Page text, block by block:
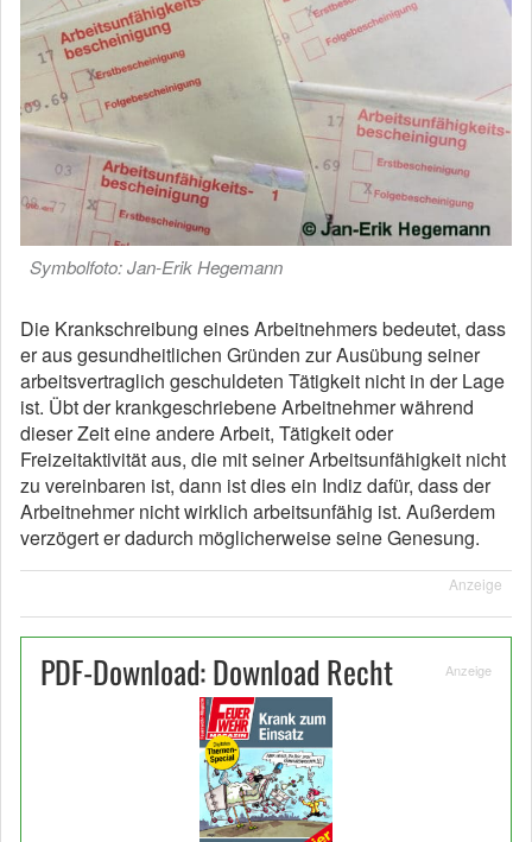
Symbolfoto: Jan-Erik Hegemann
Die Krankschreibung eines Arbeitnehmers bedeutet, dass
er aus gesundheitlichen Gründen zur Ausübung seiner
arbeitsvertraglich geschuldeten Tätigkeit nicht in der Lage
ist. Übt der krankgeschriebene Arbeitnehmer während
dieser Zeit eine andere Arbeit, Tätigkeit oder
Freizeitaktivität aus, die mit seiner Arbeitsunfähigkeit nicht
zu vereinbaren ist, dann ist dies ein Indiz dafür, dass der
Arbeitnehmer nicht wirklich arbeitsunfähig ist. Außerdem
verzögert er dadurch möglicherweise seine Genesung.
Anzeige
PDF-Download: Download Recht Anzeige